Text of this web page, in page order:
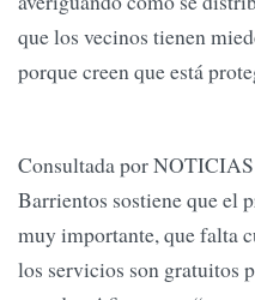
que los vecinos tienen
porque creen que está
Consultada por NOTICIAS
Barrientos sostiene que el
muy importante, que falta
los servicios son gratuitos